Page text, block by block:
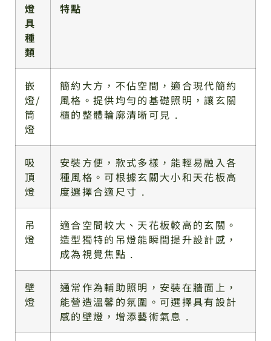
燈
具
種
類
特點
嵌
燈/
筒
燈
簡約大方，不佔空間，適合現代簡約
風格。提供均勻的基礎照明，讓玄關
櫃的整體輪廓清晰可見 .
吸
頂
燈
安裝方便，款式多樣，能輕易融入各
種風格。可根據玄關大小和天花板高
度選擇合適尺寸 .
吊
燈
適合空間較大、天花板較高的玄關。
造型獨特的吊燈能瞬間提升設計感，
成為視覺焦點 .
壁
燈
通常作為輔助照明，安裝在牆面上，
能營造溫馨的氛圍。可選擇具有設計
感的壁燈，增添藝術氣息 .